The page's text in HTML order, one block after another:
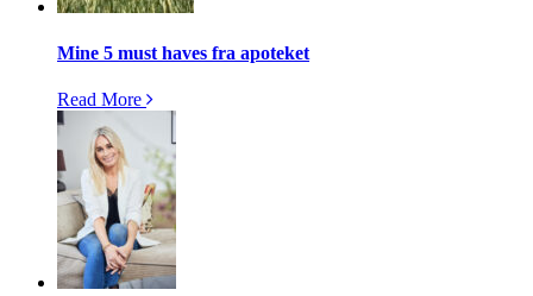
Mine 5 must haves fra apoteket
Read More